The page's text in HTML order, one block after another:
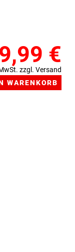
€
zzgl. Versand